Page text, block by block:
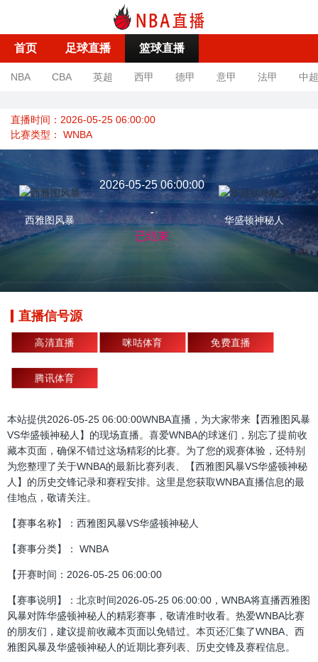
首页 足球直播 篮球直播
NBA CBA 英超 西甲 德甲 意甲 法甲 中超
直播时间：2026-05-25 06:00:00
比赛类型： WNBA
西雅图风暴
2026-05-25 06:00:00
-
已结束
华盛顿神秘人
直播信号源
高清直播 咪咕体育 免费直播
腾讯体育
本站提供2026-05-25 06:00:00WNBA直播，为大家带来【西雅图风暴
VS华盛顿神秘人】的现场直播。喜爱WNBA的球迷们，别忘了提前收
藏本页面，确保不错过这场精彩的比赛。为了您的观赛体验，还特别
为您整理了关于WNBA的最新比赛列表、【西雅图风暴VS华盛顿神秘
人】的历史交锋记录和赛程安排。这里是您获取WNBA直播信息的最
佳地点，敬请关注。
【赛事名称】：西雅图风暴VS华盛顿神秘人
【赛事分类】： WNBA
【开赛时间：2026-05-25 06:00:00
【赛事说明】：北京时间2026-05-25 06:00:00，WNBA将直播西雅图
风暴对阵华盛顿神秘人的精彩赛事，敬请准时收看。热爱WNBA比赛
的朋友们，建议提前收藏本页面以免错过。本页还汇集了WNBA、西
雅图风暴及华盛顿神秘人的近期比赛列表、历史交锋及赛程信息。